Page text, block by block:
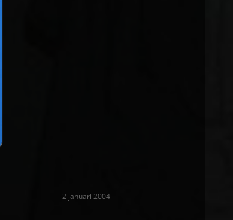
2 januari 2004